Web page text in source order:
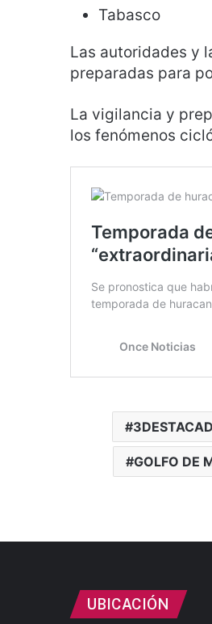
Tabasco
Las autoridades y
preparadas para
La vigilancia y
los fenómenos
GOLFO DE
UBICACIÓN